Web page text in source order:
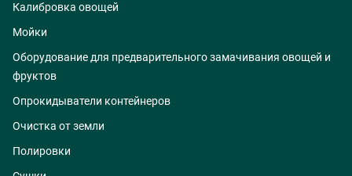
Калибровка овощей
Мойки
Оборудование для предварительного замачивания овощей и
фруктов
Опрокидыватели контейнеров
Очистка от земли
Полировки